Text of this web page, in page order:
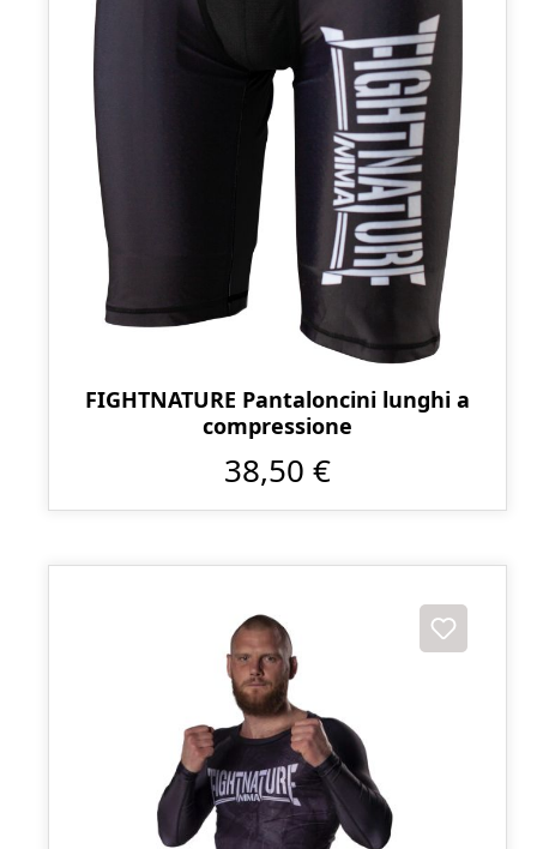
FIGHTNATURE Pantaloncini lunghi a
compressione
38,50 €